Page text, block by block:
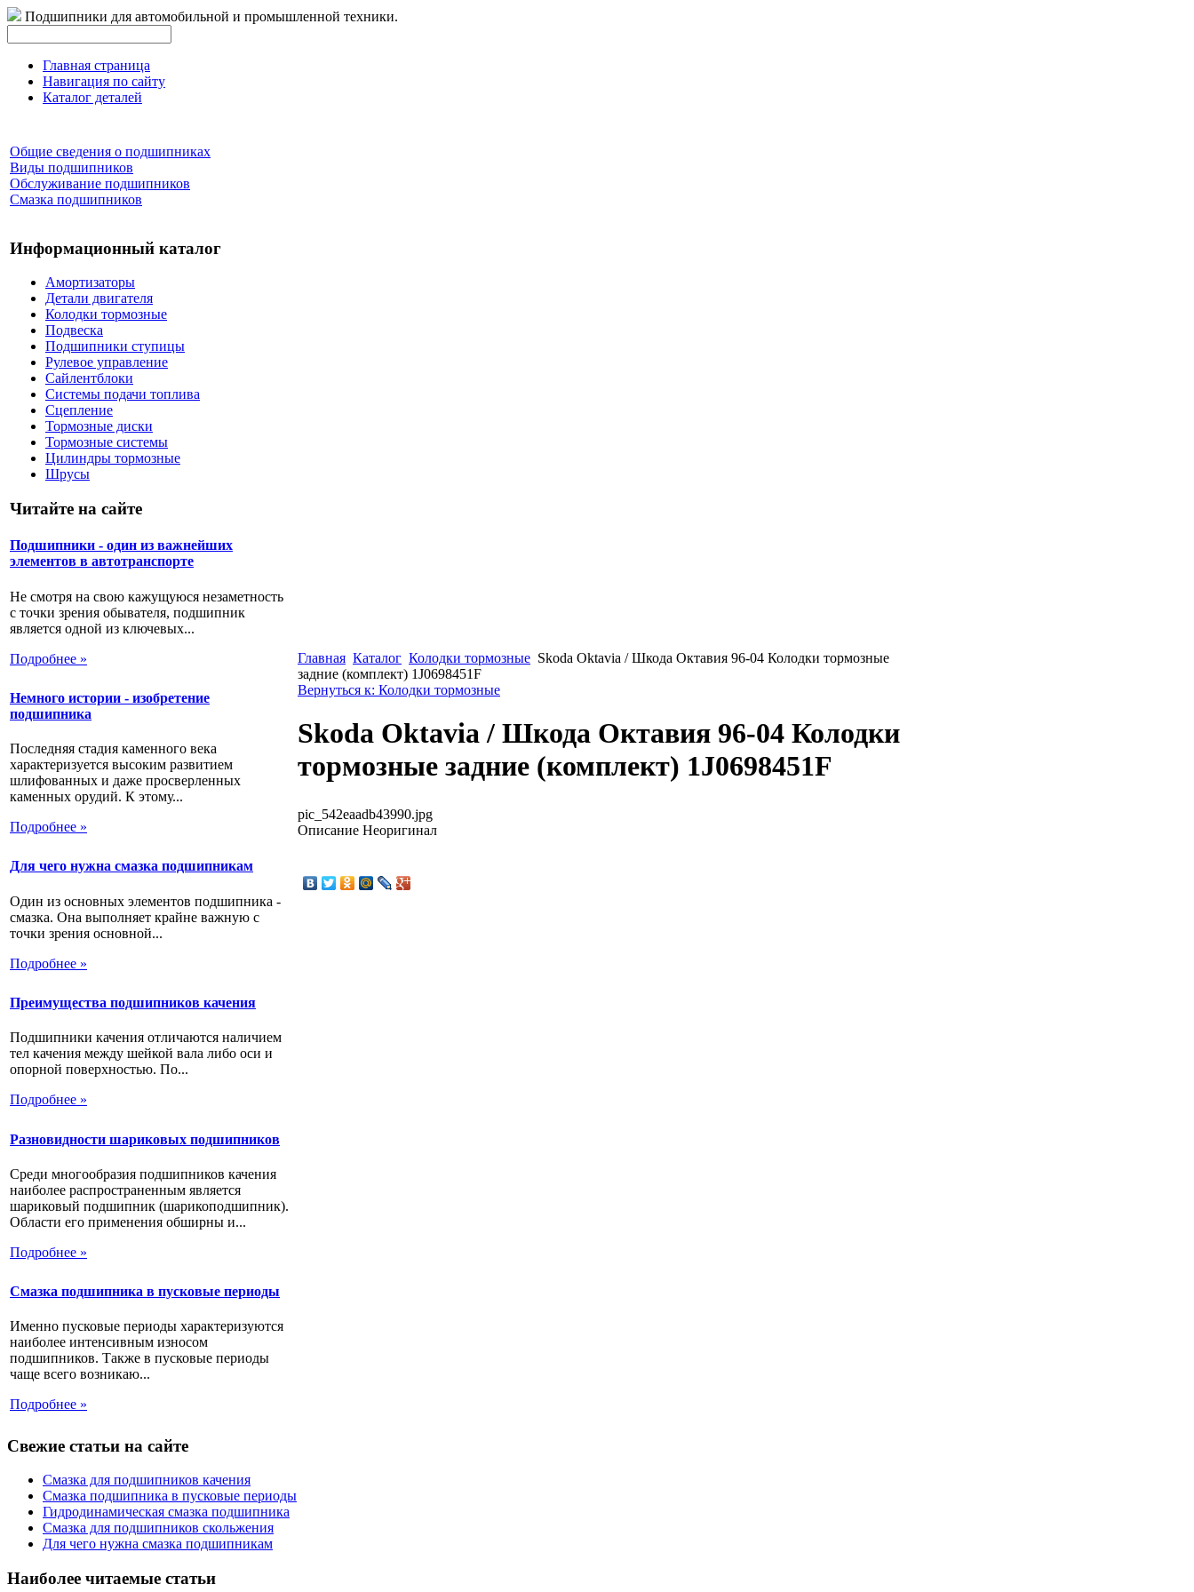
Подшипники для автомобильной и промышленной техники.
Главная страница
Навигация по сайту
Каталог деталей
Общие сведения о подшипниках
Виды подшипников
Обслуживание подшипников
Смазка подшипников
Информационный каталог
Амортизаторы
Детали двигателя
Колодки тормозные
Подвеска
Подшипники ступицы
Рулевое управление
Сайлентблоки
Системы подачи топлива
Сцепление
Тормозные диски
Тормозные системы
Цилиндры тормозные
Шрусы
Читайте на сайте
Подшипники - один из важнейших
элементов в автотранспорте
Не смотря на свою кажущуюся незаметность
с точки зрения обывателя, подшипник
является одной из ключевых...
Подробнее »
Немного истории - изобретение
подшипника
Последняя стадия каменного века
характеризуется высоким развитием
шлифованных и даже просверленных
каменных орудий. К этому...
Подробнее »
Для чего нужна смазка подшипникам
Один из основных элементов подшипника -
смазка. Она выполняет крайне важную с
точки зрения основной...
Подробнее »
Преимущества подшипников качения
Подшипники качения отличаются наличием
тел качения между шейкой вала либо оси и
опорной поверхностью. По...
Подробнее »
Разновидности шариковых подшипников
Среди многообразия подшипников качения
наиболее распространенным является
шариковый подшипник (шарикоподшипник).
Области его применения обширны и...
Подробнее »
Смазка подшипника в пусковые периоды
Именно пусковые периоды характеризуются
наиболее интенсивным износом
подшипников. Также в пусковые периоды
чаще всего возникаю...
Подробнее »
Главная Каталог Колодки тормозные Skoda Oktavia / Шкода Октавия 96-04 Колодки тормозные
задние (комплект) 1J0698451F
Вернуться к: Колодки тормозные
Skoda Oktavia / Шкода Октавия 96-04 Колодки
тормозные задние (комплект) 1J0698451F
pic_542eaadb43990.jpg
Описание Неоригинал
Свежие статьи на сайте
Смазка для подшипников качения
Смазка подшипника в пусковые периоды
Гидродинамическая смазка подшипника
Смазка для подшипников скольжения
Для чего нужна смазка подшипникам
Наиболее читаемые статьи